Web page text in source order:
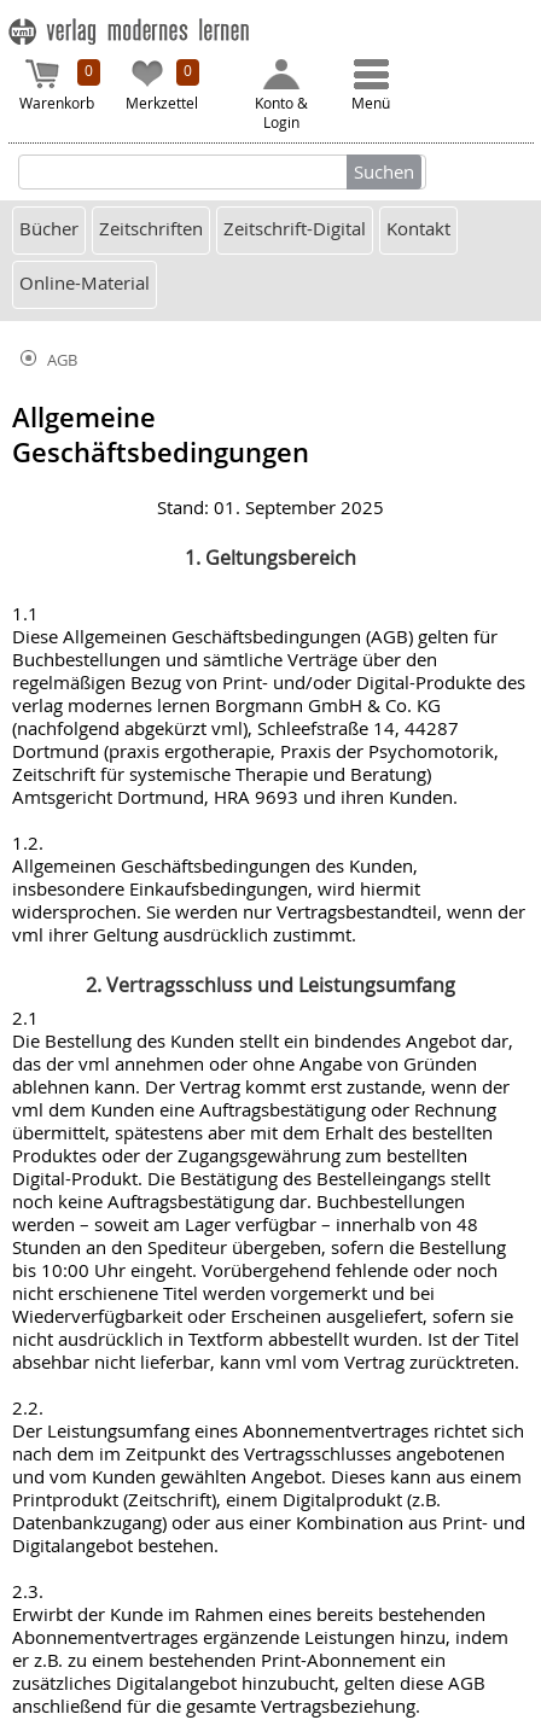
0
Warenkorb
0
Merkzettel
Konto &
Login
Menü
Bücher Zeitschriften Zeitschrift-Digital Kontakt
Online-Material
AGB
Allgemeine
Geschäftsbedingungen
Stand: 01. September 2025
1. Geltungsbereich
1.1
Diese Allgemeinen Geschäftsbedingungen (AGB) gelten für
Buchbestellungen und sämtliche Verträge über den
regelmäßigen Bezug von Print- und/oder Digital-Produkte des
verlag modernes lernen Borgmann GmbH & Co. KG
(nachfolgend abgekürzt vml), Schleefstraße 14, 44287
Dortmund (praxis ergotherapie, Praxis der Psychomotorik,
Zeitschrift für systemische Therapie und Beratung)
Amtsgericht Dortmund, HRA 9693 und ihren Kunden.
1.2.
Allgemeinen Geschäftsbedingungen des Kunden,
insbesondere Einkaufsbedingungen, wird hiermit
widersprochen. Sie werden nur Vertragsbestandteil, wenn der
vml ihrer Geltung ausdrücklich zustimmt.
2. Vertragsschluss und Leistungsumfang
2.1
Die Bestellung des Kunden stellt ein bindendes Angebot dar,
das der vml annehmen oder ohne Angabe von Gründen
ablehnen kann. Der Vertrag kommt erst zustande, wenn der
vml dem Kunden eine Auftragsbestätigung oder Rechnung
übermittelt, spätestens aber mit dem Erhalt des bestellten
Produktes oder der Zugangsgewährung zum bestellten
Digital-Produkt. Die Bestätigung des Bestelleingangs stellt
noch keine Auftragsbestätigung dar. Buchbestellungen
werden – soweit am Lager verfügbar – innerhalb von 48
Stunden an den Spediteur übergeben, sofern die Bestellung
bis 10:00 Uhr eingeht. Vorübergehend fehlende oder noch
nicht erschienene Titel werden vorgemerkt und bei
Wiederverfügbarkeit oder Erscheinen ausgeliefert, sofern sie
nicht ausdrücklich in Textform abbestellt wurden. Ist der Titel
absehbar nicht lieferbar, kann vml vom Vertrag zurücktreten.
2.2.
Der Leistungsumfang eines Abonnementvertrages richtet sich
nach dem im Zeitpunkt des Vertragsschlusses angebotenen
und vom Kunden gewählten Angebot. Dieses kann aus einem
Printprodukt (Zeitschrift), einem Digitalprodukt (z.B.
Datenbankzugang) oder aus einer Kombination aus Print- und
Digitalangebot bestehen.
2.3.
Erwirbt der Kunde im Rahmen eines bereits bestehenden
Abonnementvertrages ergänzende Leistungen hinzu, indem
er z.B. zu einem bestehenden Print-Abonnement ein
zusätzliches Digitalangebot hinzubucht, gelten diese AGB
anschließend für die gesamte Vertragsbeziehung.